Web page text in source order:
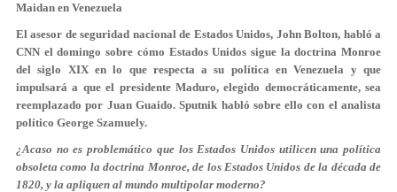
Maidan en Venezuela
El asesor de seguridad nacional de Estados Unidos, John Bolton, habló a
CNN el domingo sobre cómo Estados Unidos sigue la doctrina Monroe
del siglo XIX en lo que respecta a su política en Venezuela y que
impulsará a que el presidente Maduro, elegido democráticamente, sea
reemplazado por Juan Guaido. Sputnik habló sobre ello con el analista
político George Szamuely.
¿Acaso no es problemático que los Estados Unidos utilicen una política
obsoleta como la doctrina Monroe, de los Estados Unidos de la década de
1820, y la apliquen al mundo multipolar moderno?